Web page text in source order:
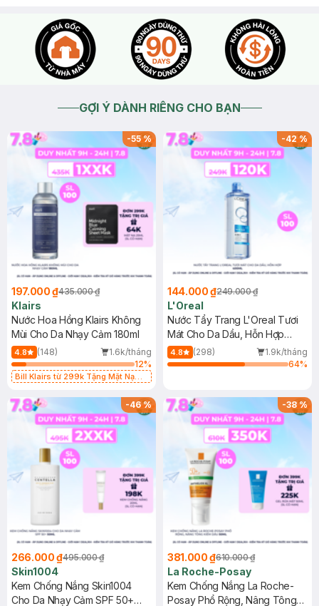
Phạm văn tháp
Shop có giải quyết vấn đề đổi sezi k
2026-06-20 Thích
Phạm văn tháp
Alo
Do nhận địa điểm cty nên không kiểm tra được
Phạm văn tháp
Mình lấy size L nên rộng quá xin tư vẫn đổi trả để size vừa
hơn
2026-06-19Thích0
Phạm văn tháp
Áo Polo Nam Synctives Regular Fit, Pique Cotton - CMPO0008
hiện đã có tại Hasaki với 7 màu sắc và dải size từ XS-XXL:
2026-06-19 Thích0
Hasaki
Dạ chào bạn, để Hasaki hỗ trợ kiểm tra đổi size sản phẩm,
mình vui lòng cung cấp thêm thông tin sản phẩm và size mình
muốn đổi giúp Hasaki nha. Mình có thể nhắn trực tiếp tại kênh
chat này, liên hệ hotline hoặc mang sản phẩm đến cửa hàng
Hasaki gần nhất để nhân viên kiểm tra và hỗ trợ theo chính
sách nha
2026-06-19Thích0
GỢI Ý DÀNH RIÊNG CHO BẠN
-55%
197.000 ₫435.000 ₫
Klairs
Nước Hoa Hồng Klairs Không
Mùi Cho Da Nhạy Cảm 180ml
4.8 (148)
1.6k/tháng
12%
Bill Klairs từ 299k Tặng Mặt Nạ
25ml (SL Có Hạn)
-42%
144.000 ₫249.000 ₫
L'Oreal
Nước Tẩy Trang L'Oreal Tươi
Mát Cho Da Dầu, Hỗn Hợp
400ml
4.8 (298)
1.9k/tháng
64%
-46%
266.000 ₫495.000 ₫
Skin1004
Kem Chống Nắng Skin1004
Cho Da Nhạy Cảm SPF 50+
-38%
381.000 ₫610.000 ₫
La Roche-Posay
Kem Chống Nắng La Roche-
Posay Phổ Rộng, Nâng Tông